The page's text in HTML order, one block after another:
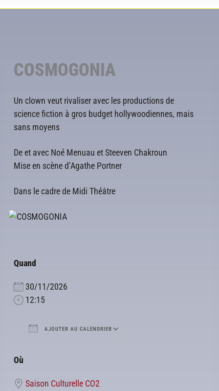
COSMOGONIA
Un clown veut rivaliser avec les productions de
science fiction à gros budget hollywoodiennes, mais
sans moyens
De et avec Noé Menuau et Steeven Chakroun
Mise en scène d’Agathe Portner
Dans le cadre de Midi Théâtre
Quand
30/11/2026
12:15
AJOUTER AU CALENDRIER
Où
Saison Culturelle CO2